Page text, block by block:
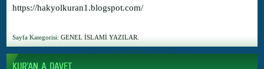
https://hakyolkuran1.blogspot.com/
Sayfa Kategorisi: GENEL İSLAMİ YAZILAR.